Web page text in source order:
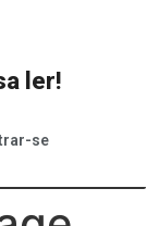
ler!
se